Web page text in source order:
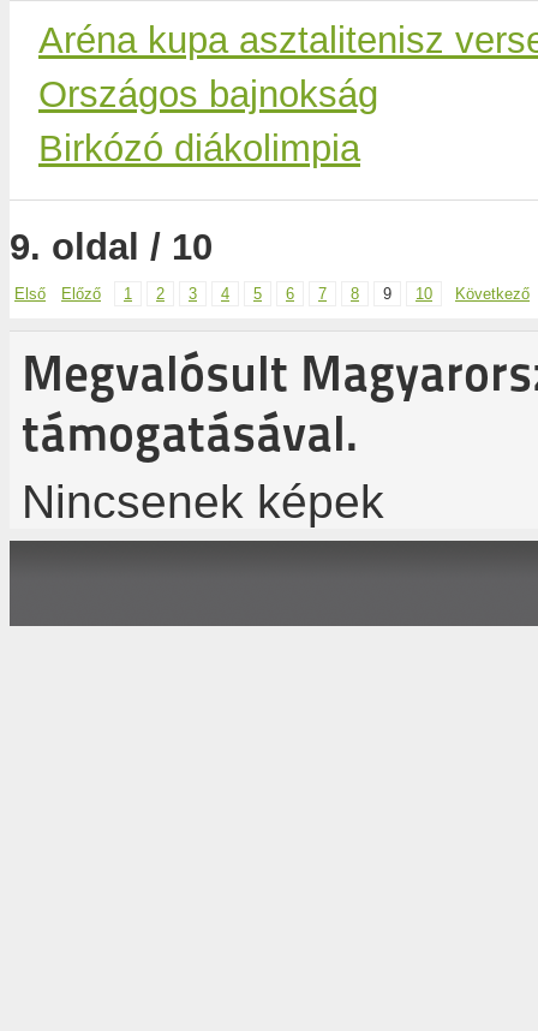
Aréna kupa asztalitenisz
Országos bajnokság
Birkózó diákolimpia
9. oldal / 10
Első Előző 1 2 3 4 5 6 7 8 9 10 Következő
Megvalósult
támogatásával.
Nincsenek képek